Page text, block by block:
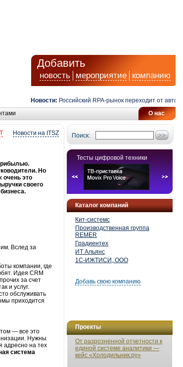
Добавить
новость мероприятие компанию
Новости: Российский RPA-рынок переходит от
О нас
Поиск:
Тесты цифровой техники
Каталог компаний
Кит-системс
Производственная группа
REMER
Градиентех
ИТ Альянс
1С-ИЖТИСИ, ООО
Добавь свою компанию
Проекты
От разрозненной отчетности к
единой системе аналитики —
кейс «Холодильник.ру»
Новости на ITSZ
Но
очень это
своего
Вслед за
компании, где
Идея CRM
за счет
и услуг.
обслуживать
приходится
— все это
Нужны
адресно на тех
система